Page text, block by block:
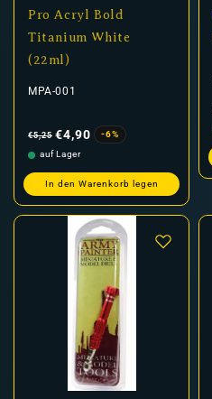
Pro Acryl Bold
Titanium White
(22ml)
MPA-001
Preis
€5,25 €4,90
-6%
auf Lager
In den Warenkorb legen